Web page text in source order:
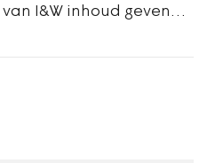
I&W inhoud geven